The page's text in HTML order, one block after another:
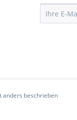
anders beschrieben